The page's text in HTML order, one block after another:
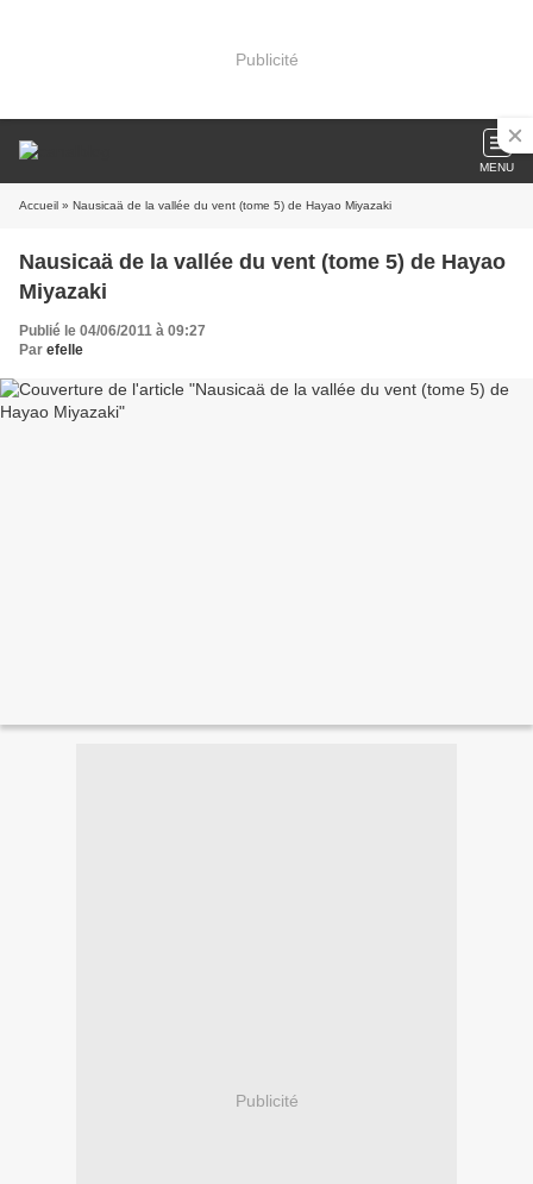
Publicité
MENU
Accueil » Nausicaä de la vallée du vent (tome 5) de Hayao Miyazaki
Nausicaä de la vallée du vent (tome 5) de Hayao
Miyazaki
Publié le 04/06/2011 à 09:27
Par efelle
Publicité